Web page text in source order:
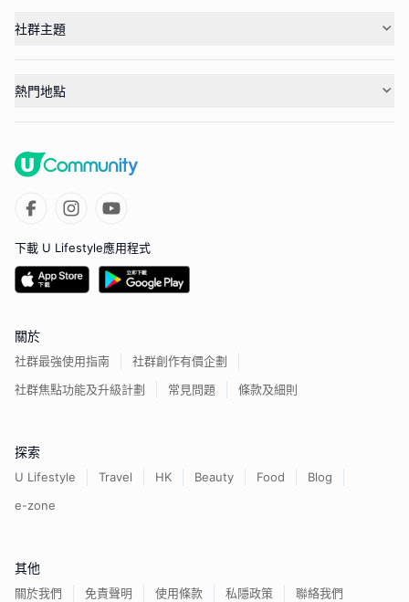
社群主題
熱門地點
下載 U Lifestyle應用程式
關於
社群最強使用指南
社群創作有價企劃
社群焦點功能及升級計劃
常見問題 條款及細則
探索
U Lifestyle Travel HK Beauty Food
Blog
e-zone
其他
關於我們 免責聲明 使用條款 私隱政策 聯絡我們